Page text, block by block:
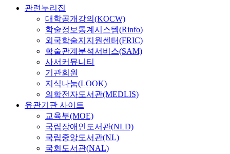
관련누리집
대학공개강의(KOCW)
학술정보통계시스템(Rinfo)
외국학술지지원센터(FRIC)
학술관계분석서비스(SAM)
사서커뮤니티
기관회원
지식나눔(LOOK)
의학전자도서관(MEDLIS)
유관기관 사이트
교육부(MOE)
국립장애인도서관(NLD)
국립중앙도서관(NL)
국회도서관(NAL)